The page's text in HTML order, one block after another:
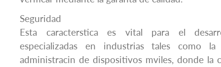
Seguridad
Esta caracterstica es vital para el
especializadas en industrias tales como
administracin de dispositivos mviles, donde la